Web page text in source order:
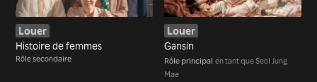
Louer
Histoire de femmes
Rôle secondaire
Louer
Gansin
Rôle principal en tant que Seol Jung
Mae